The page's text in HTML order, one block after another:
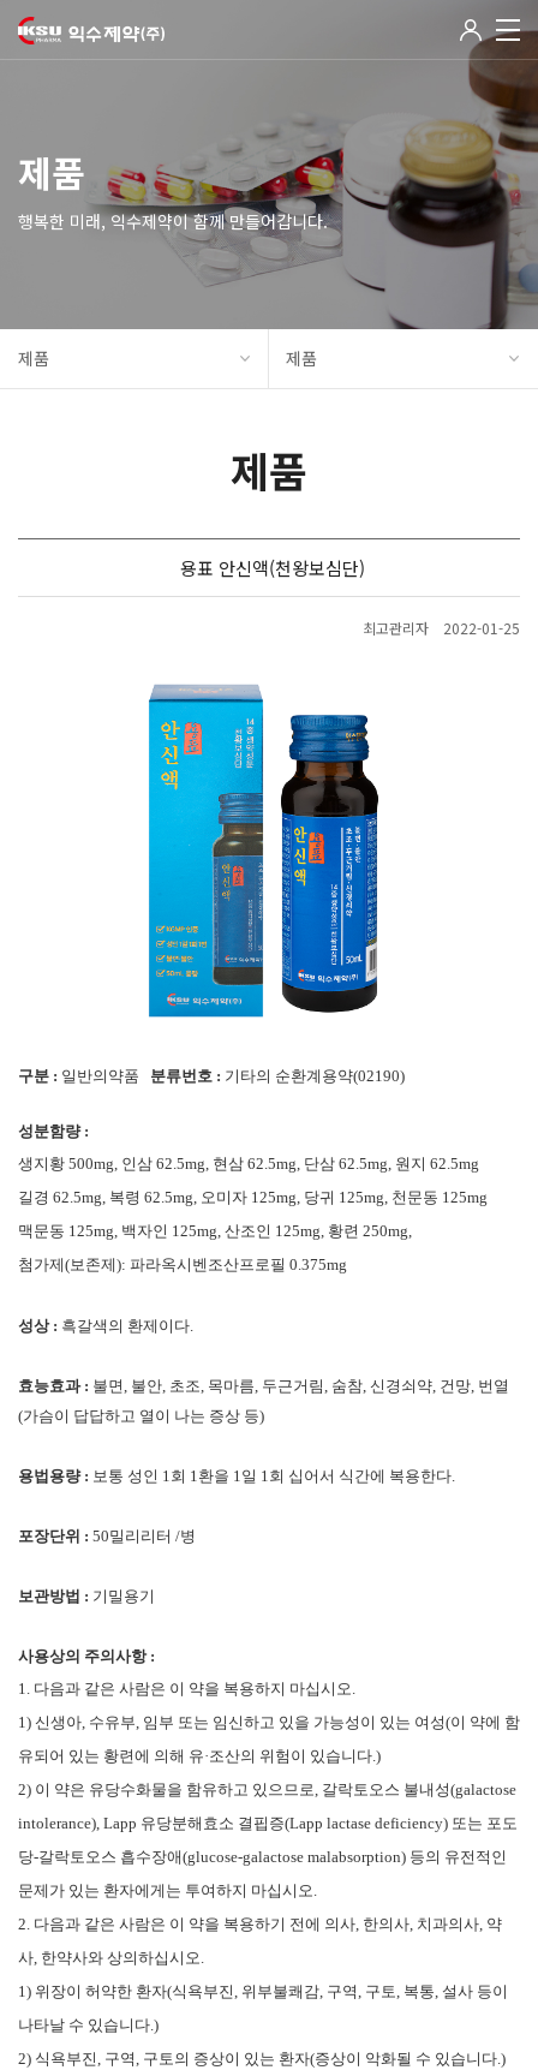
제품
행복한 미래, 익수제약이 함께 만들어갑니다.
제품 제품
제품
용표 안신액(천왕보심단)
최고관리자 2022-01-25
구분 : 일반의약품 분류번호 : 기타의 순환계용약(02190)
성분함량 :
생지황 500mg, 인삼 62.5mg, 현삼 62.5mg, 단삼 62.5mg, 원지 62.5mg
길경 62.5mg, 복령 62.5mg, 오미자 125mg, 당귀 125mg, 천문동 125mg
맥문동 125mg, 백자인 125mg, 산조인 125mg, 황련 250mg,
첨가제(보존제): 파라옥시벤조산프로필 0.375mg
성상 : 흑갈색의 환제이다.
효능효과 : 불면, 불안, 초조, 목마름, 두근거림, 숨참, 신경쇠약, 건망, 번열
(가슴이 답답하고 열이 나는 증상 등)
용법용량 : 보통 성인 1회 1환을 1일 1회 십어서 식간에 복용한다.
포장단위 : 50밀리리터 /병
보관방법 : 기밀용기
사용상의 주의사항 :
1. 다음과 같은 사람은 이 약을 복용하지 마십시오.
1) 신생아, 수유부, 임부 또는 임신하고 있을 가능성이 있는 여성(이 약에 함
유되어 있는 황련에 의해 유·조산의 위험이 있습니다.)
2) 이 약은 유당수화물을 함유하고 있으므로, 갈락토오스 불내성(galactose
intolerance), Lapp 유당분해효소 결핍증(Lapp lactase deficiency) 또는 포도
당-갈락토오스 흡수장애(glucose-galactose malabsorption) 등의 유전적인
문제가 있는 환자에게는 투여하지 마십시오.
2. 다음과 같은 사람은 이 약을 복용하기 전에 의사, 한의사, 치과의사, 약
사, 한약사와 상의하십시오.
1) 위장이 허약한 환자(식욕부진, 위부불쾌감, 구역, 구토, 복통, 설사 등이
나타날 수 있습니다.)
2) 식욕부진, 구역, 구토의 증상이 있는 환자(증상이 악화될 수 있습니다.)